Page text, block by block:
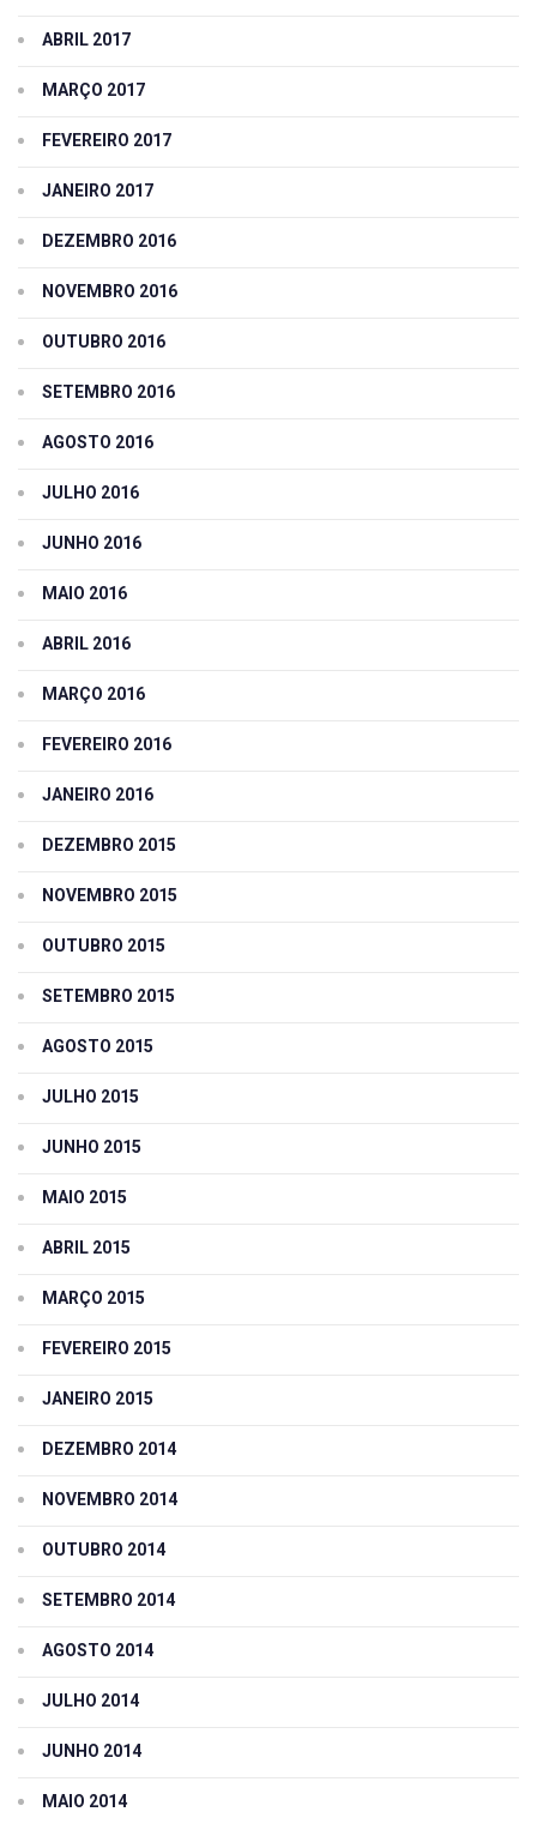
ABRIL 2017
MARÇO 2017
FEVEREIRO 2017
JANEIRO 2017
DEZEMBRO 2016
NOVEMBRO 2016
OUTUBRO 2016
SETEMBRO 2016
AGOSTO 2016
JULHO 2016
JUNHO 2016
MAIO 2016
ABRIL 2016
MARÇO 2016
FEVEREIRO 2016
JANEIRO 2016
DEZEMBRO 2015
NOVEMBRO 2015
OUTUBRO 2015
SETEMBRO 2015
AGOSTO 2015
JULHO 2015
JUNHO 2015
MAIO 2015
ABRIL 2015
MARÇO 2015
FEVEREIRO 2015
JANEIRO 2015
DEZEMBRO 2014
NOVEMBRO 2014
OUTUBRO 2014
SETEMBRO 2014
AGOSTO 2014
JULHO 2014
JUNHO 2014
MAIO 2014